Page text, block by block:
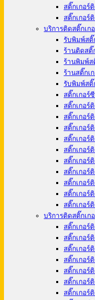
สติ๊กเกอร์
สติ๊กเกอร์
บริการติดสติ๊กเก
รับพิมพ์สติ๊
ร้านติดสติ๊
ร้านพิมพ์ส
ร้านสติ๊กเ
รับพิมพ์สติ๊
สติ๊กเกอร์
สติ๊กเกอร์
สติ๊กเกอร์
สติ๊กเกอร์
สติ๊กเกอร์
สติ๊กเกอร์
สติ๊กเกอร์
สติ๊กเกอร์
สติ๊กเกอร์
สติ๊กเกอร์
สติ๊กเกอร์
บริการติดสติ๊กเก
สติ๊กเกอร์
สติ๊กเกอร์
สติ๊กเกอร์
สติ๊กเกอร์
สติ๊กเกอร์
สติ๊กเกอร์
สติ๊กเกอร์